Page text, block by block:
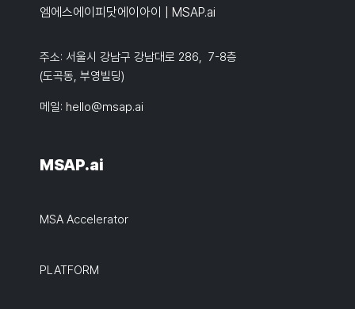
엠에스에이피닷에이아이 | MSAP.ai
주소: 서울시 강남구 강남대로 286, 7-8층
(도곡동, 부영빌딩)
메일: hello@msap.ai
MSAP.ai
MSA Accelerator
PLATFORM